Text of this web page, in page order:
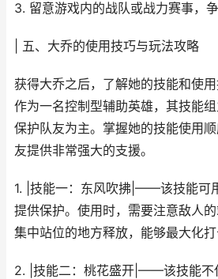
3. 留意游戏内的战队或战力赛事，
| 五、大乔的使用技巧与玩法攻略
获得大乔之后，了解她的技能和使
作为一名控制型辅助英雄，其技能
保护队友为主。掌握她的技能使用
友提供非常强大的支援。
1. |技能一：东风吹拂|——该技能可
提供保护。使用时，需要注意敌人
集中站位的地方释放，能够最大化打
2. |技能二：桃花盛开|——该技能不